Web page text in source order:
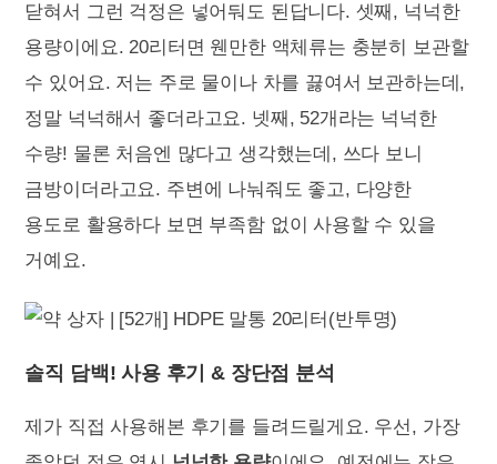
닫혀서 그런 걱정은 넣어둬도 된답니다. 셋째, 넉넉한
용량이에요. 20리터면 웬만한 액체류는 충분히 보관할
수 있어요. 저는 주로 물이나 차를 끓여서 보관하는데,
정말 넉넉해서 좋더라고요. 넷째, 52개라는 넉넉한
수량! 물론 처음엔 많다고 생각했는데, 쓰다 보니
금방이더라고요. 주변에 나눠줘도 좋고, 다양한
용도로 활용하다 보면 부족함 없이 사용할 수 있을
거예요.
솔직 담백! 사용 후기 & 장단점 분석
제가 직접 사용해본 후기를 들려드릴게요. 우선, 가장